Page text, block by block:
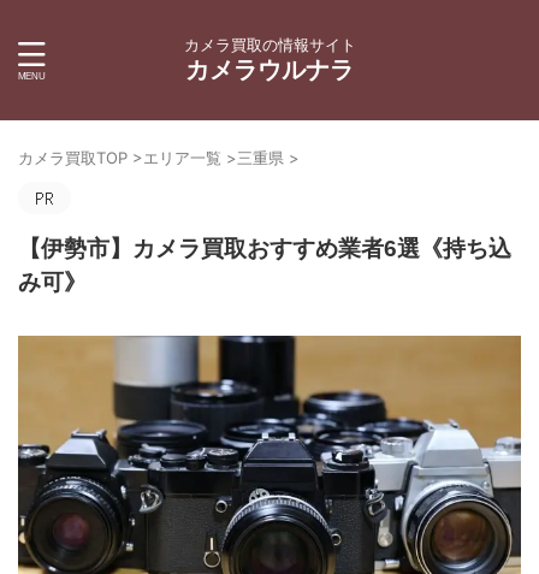
カメラ買取の情報サイト
カメラウルナラ
カメラ買取TOP >エリア一覧 >三重県 >
【伊勢市】カメラ買取おすすめ業者6選《持ち込
み可》